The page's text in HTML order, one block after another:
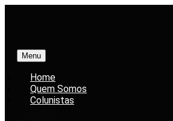
Menu
Home
Quem Somos
Colunistas